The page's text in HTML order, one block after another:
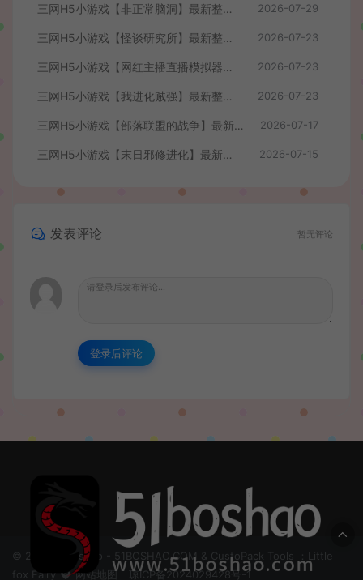
三网H5小游戏【非正常脑洞】最新整理WIN系服务端+Linux手工服务端+详细搭建教程 2026-07-29
三网H5小游戏【怪谈研究所】最新整理WIN系服务端+Linux手工服务端+详细搭建教程 2026-07-23
三网H5小游戏【网红主播直播模拟器】最新整理WIN系服务端+Linux手工服务端+详细搭建教程 2026-07-23
三网H5小游戏【我进化贼强】最新整理WIN系服务端+Linux手工服务端+详细搭建教程 2026-07-23
三网H5小游戏【部落联盟的战争】最新整理WIN系服务端+Linux手工服务端+详细搭建教程 2026-07-17
三网H5小游戏【末日邪修进化】最新整理WIN系服务端+Linux手工服务端+详细搭建教程 2026-07-15
发表评论 暂无评论
登录后评论
© 2024 51boshao - 51BOSHAO.COM & CustoPack Tools ：Little
fox Fairy
网站地图 琼ICP备2024029428号-1